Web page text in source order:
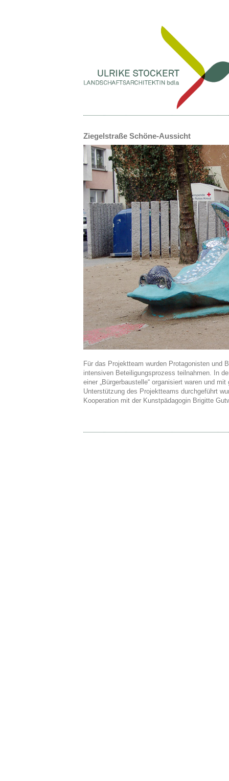
Für das Projektteam wurden Protagonisten und
intensiven Beteiligungsprozess teilnahmen. In
einer „Bürgerbaustelle“ organisiert waren und
Unterstützung des Projektteams durchgeführt
Kooperation mit der Kunstpädagogin Brigitte
Ziegelstraße Schöne-Aussicht